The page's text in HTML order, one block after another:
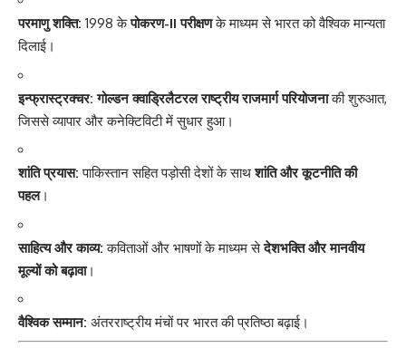
परमाणु शक्ति: 1998 केपोकरण-II परीक्षणके माध्यम से भारत को वैश्विक मान्यता
दिलाई।
इन्फ्रास्ट्रक्चर: गोल्डन क्वाड्रिलैटरल राष्ट्रीय राजमार्ग परियोजनाकी शुरुआत,
जिससे व्यापार और कनेक्टिविटी में सुधार हुआ।
शांति प्रयास: पाकिस्तान सहित पड़ोसी देशों के साथशांति और कूटनीति की
पहल।
साहित्य और काव्य: कविताओं और भाषणों के माध्यम सेदेशभक्ति और मानवीय
मूल्यों को बढ़ावा।
वैश्विक सम्मान: अंतरराष्ट्रीय मंचों पर भारत की प्रतिष्ठा बढ़ाई।